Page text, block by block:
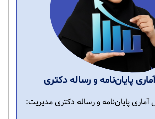
پایان‌نامه و رساله دکتری
آماری پایان‌نامه و رساله دکتری مدیریت: